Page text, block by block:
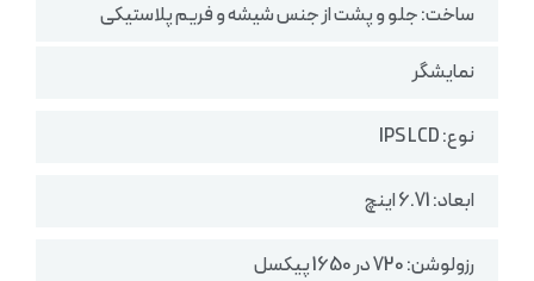
ساخت: جلو و پشت از جنس شیشه و فریم پلاستیکی
نمایشگر
نوع: IPS LCD
ابعاد: 6.71 اینچ
رزولوشن: 720 در 1650 پیکسل